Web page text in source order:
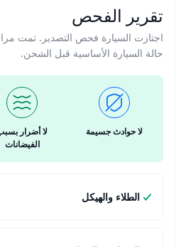
تقرير الفحص
اجتازت السيارة فحص التصدير. تمت
حالة السيارة الأساسية قبل الشحن.
لا حوادث جسيمة
لا أضرار
الفيضانات
الطلاء والهيكل